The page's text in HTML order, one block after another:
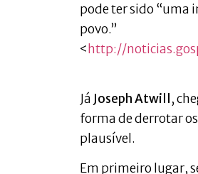
pode ter sido “uma
povo.”
<http://
Já Joseph Atwill ,
forma de derrotar
plausível.
Em primeiro lugar,